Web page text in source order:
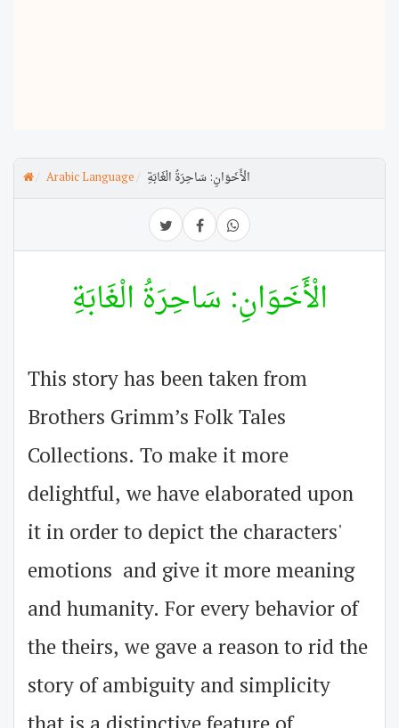
Arabic Language الْأَخَوَانِ: سَاحِرَةُ الْغَابَةِ
الْأَخَوَانِ: سَاحِرَةُ الْغَابَةِ
This story has been taken from
Brothers Grimm’s Folk Tales
Collections. To make it more
delightful, we have elaborated upon
it in order to depict the characters'
emotions and give it more meaning
and humanity. For every behavior of
the theirs, we gave a reason to rid the
story of ambiguity and simplicity